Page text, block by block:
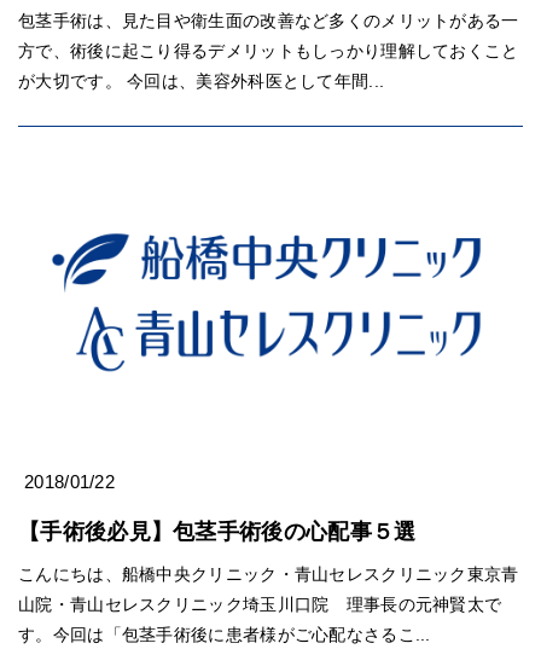
包茎手術は、見た目や衛生面の改善など多くのメリットがある一
方で、術後に起こり得るデメリットもしっかり理解しておくこと
が大切です。 今回は、美容外科医として年間...
2018/01/22
【手術後必見】包茎手術後の心配事５選
こんにちは、船橋中央クリニック・青山セレスクリニック東京青
山院・青山セレスクリニック埼玉川口院 理事長の元神賢太で
す。今回は「包茎手術後に患者様がご心配なさるこ...